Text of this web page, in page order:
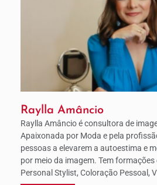
Raylla Amâncio
Raylla Amâncio é consultora de
Apaixonada por Moda e pela
pessoas a elevarem a autoestima e
por meio da imagem. Tem formações
Personal Stylist, Coloração Pessoal,